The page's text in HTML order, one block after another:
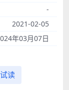
-
2021-02-05
年03月07日
读